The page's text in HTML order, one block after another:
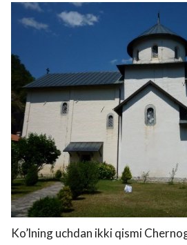
Ko’lning uchdan ikki qismi